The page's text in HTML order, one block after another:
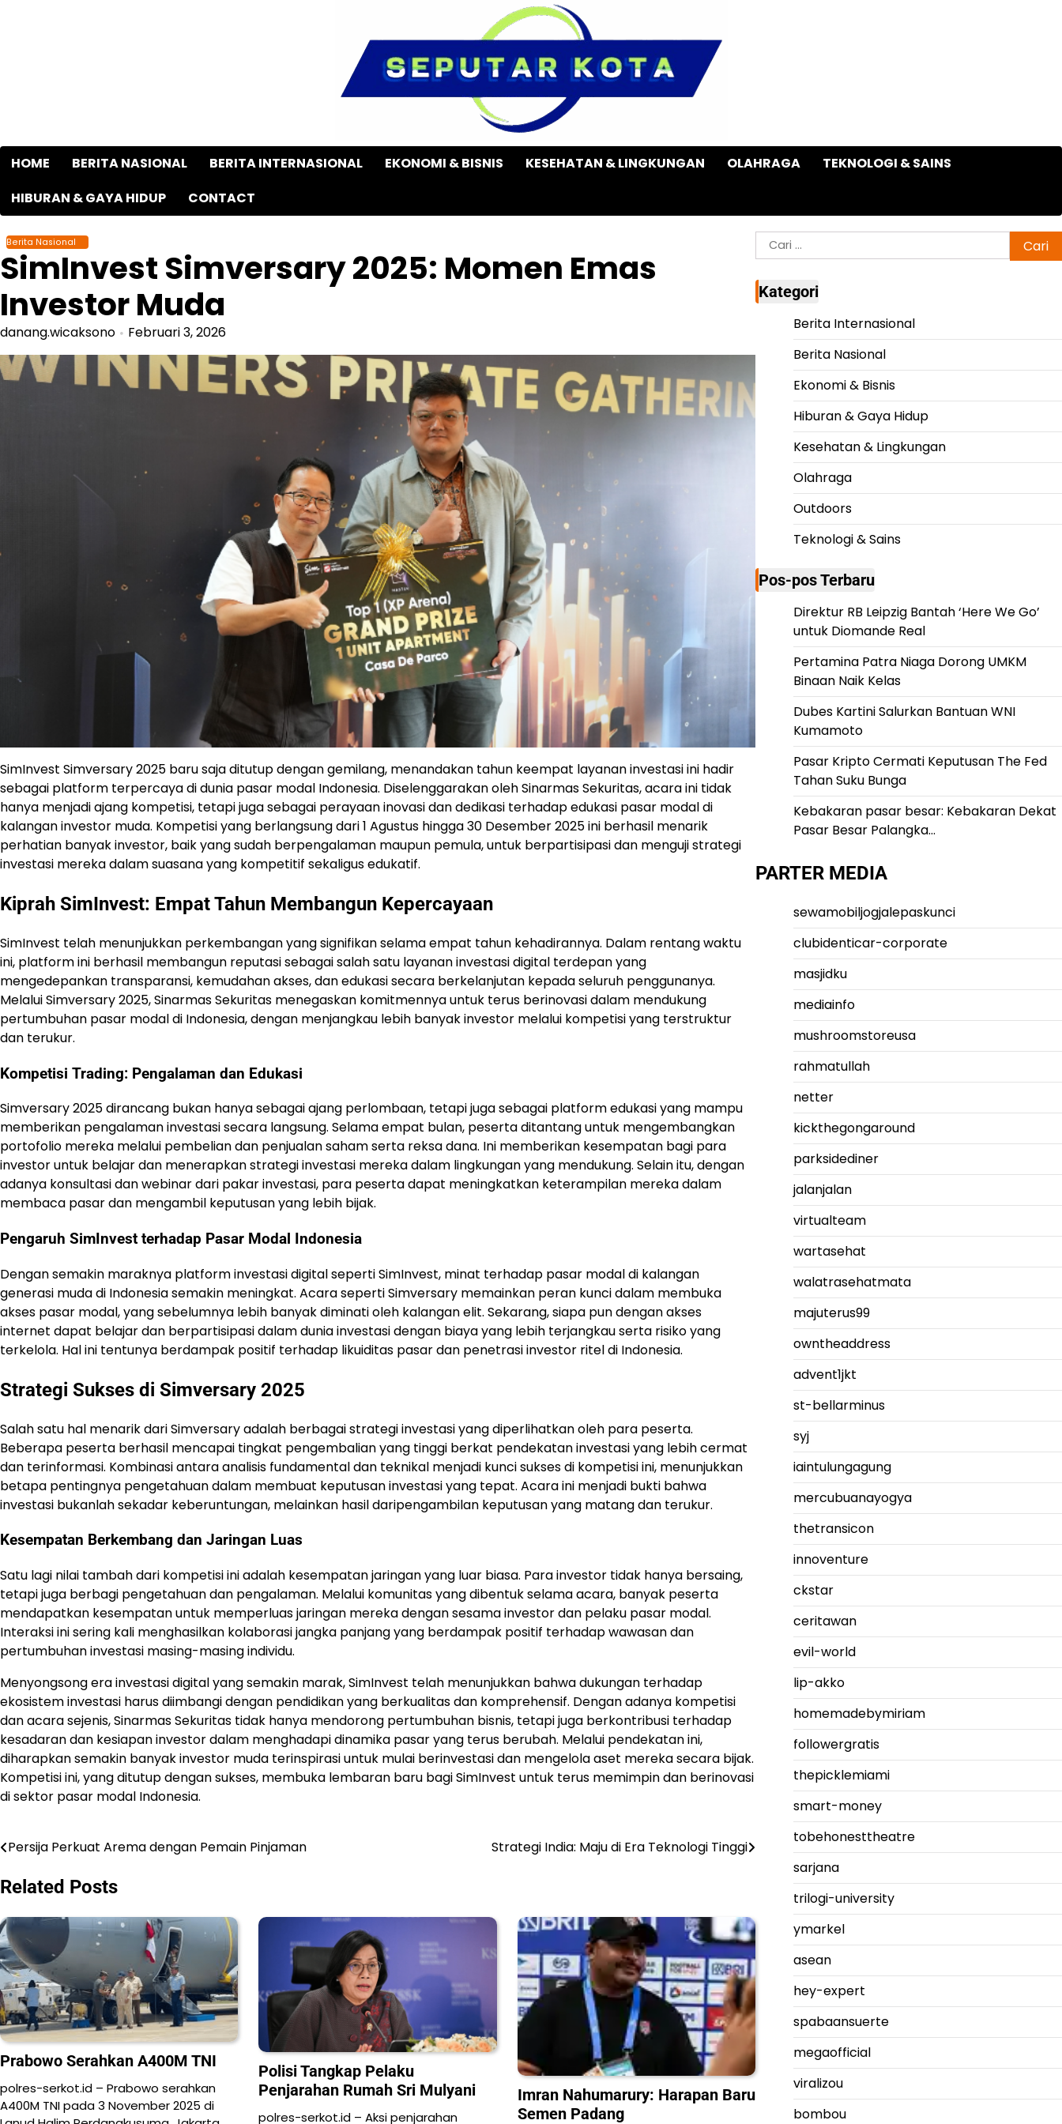
HOME BERITA NASIONAL BERITA INTERNASIONAL EKONOMI & BISNIS KESEHATAN & LINGKUNGAN OLAHRAGA
TEKNOLOGI & SAINS
HIBURAN & GAYA HIDUP
CONTACT
Berita Nasional
SimInvest Simversary 2025: Momen Emas
Investor Muda
danang.wicaksono Februari 3, 2026
SimInvest Simversary 2025 baru saja ditutup dengan gemilang, menandakan tahun keempat layanan investasi ini hadir
sebagai platform terpercaya di dunia pasar modal Indonesia. Diselenggarakan oleh Sinarmas Sekuritas, acara ini tidak
hanya menjadi ajang kompetisi, tetapi juga sebagai perayaan inovasi dan dedikasi terhadap edukasi pasar modal di
kalangan investor muda. Kompetisi yang berlangsung dari 1 Agustus hingga 30 Desember 2025 ini berhasil menarik
perhatian banyak investor, baik yang sudah berpengalaman maupun pemula, untuk berpartisipasi dan menguji strategi
investasi mereka dalam suasana yang kompetitif sekaligus edukatif.
Kiprah SimInvest: Empat Tahun Membangun Kepercayaan
SimInvest telah menunjukkan perkembangan yang signifikan selama empat tahun kehadirannya. Dalam rentang waktu
ini, platform ini berhasil membangun reputasi sebagai salah satu layanan investasi digital terdepan yang
mengedepankan transparansi, kemudahan akses, dan edukasi secara berkelanjutan kepada seluruh penggunanya.
Melalui Simversary 2025, Sinarmas Sekuritas menegaskan komitmennya untuk terus berinovasi dalam mendukung
pertumbuhan pasar modal di Indonesia, dengan menjangkau lebih banyak investor melalui kompetisi yang terstruktur
dan terukur.
Kompetisi Trading: Pengalaman dan Edukasi
Simversary 2025 dirancang bukan hanya sebagai ajang perlombaan, tetapi juga sebagai platform edukasi yang mampu
memberikan pengalaman investasi secara langsung. Selama empat bulan, peserta ditantang untuk mengembangkan
portofolio mereka melalui pembelian dan penjualan saham serta reksa dana. Ini memberikan kesempatan bagi para
investor untuk belajar dan menerapkan strategi investasi mereka dalam lingkungan yang mendukung. Selain itu, dengan
adanya konsultasi dan webinar dari pakar investasi, para peserta dapat meningkatkan keterampilan mereka dalam
membaca pasar dan mengambil keputusan yang lebih bijak.
Pengaruh SimInvest terhadap Pasar Modal Indonesia
Dengan semakin maraknya platform investasi digital seperti SimInvest, minat terhadap pasar modal di kalangan
generasi muda di Indonesia semakin meningkat. Acara seperti Simversary memainkan peran kunci dalam membuka
akses pasar modal, yang sebelumnya lebih banyak diminati oleh kalangan elit. Sekarang, siapa pun dengan akses
internet dapat belajar dan berpartisipasi dalam dunia investasi dengan biaya yang lebih terjangkau serta risiko yang
terkelola. Hal ini tentunya berdampak positif terhadap likuiditas pasar dan penetrasi investor ritel di Indonesia.
Strategi Sukses di Simversary 2025
Salah satu hal menarik dari Simversary adalah berbagai strategi investasi yang diperlihatkan oleh para peserta.
Beberapa peserta berhasil mencapai tingkat pengembalian yang tinggi berkat pendekatan investasi yang lebih cermat
dan terinformasi. Kombinasi antara analisis fundamental dan teknikal menjadi kunci sukses di kompetisi ini, menunjukkan
betapa pentingnya pengetahuan dalam membuat keputusan investasi yang tepat. Acara ini menjadi bukti bahwa
investasi bukanlah sekadar keberuntungan, melainkan hasil daripengambilan keputusan yang matang dan terukur.
Kesempatan Berkembang dan Jaringan Luas
Satu lagi nilai tambah dari kompetisi ini adalah kesempatan jaringan yang luar biasa. Para investor tidak hanya bersaing,
tetapi juga berbagi pengetahuan dan pengalaman. Melalui komunitas yang dibentuk selama acara, banyak peserta
mendapatkan kesempatan untuk memperluas jaringan mereka dengan sesama investor dan pelaku pasar modal.
Interaksi ini sering kali menghasilkan kolaborasi jangka panjang yang berdampak positif terhadap wawasan dan
pertumbuhan investasi masing-masing individu.
Menyongsong era investasi digital yang semakin marak, SimInvest telah menunjukkan bahwa dukungan terhadap
ekosistem investasi harus diimbangi dengan pendidikan yang berkualitas dan komprehensif. Dengan adanya kompetisi
dan acara sejenis, Sinarmas Sekuritas tidak hanya mendorong pertumbuhan bisnis, tetapi juga berkontribusi terhadap
kesadaran dan kesiapan investor dalam menghadapi dinamika pasar yang terus berubah. Melalui pendekatan ini,
diharapkan semakin banyak investor muda terinspirasi untuk mulai berinvestasi dan mengelola aset mereka secara bijak.
Kompetisi ini, yang ditutup dengan sukses, membuka lembaran baru bagi SimInvest untuk terus memimpin dan berinovasi
di sektor pasar modal Indonesia.
Navigasi
pos
Persija Perkuat Arema dengan Pemain Pinjaman Strategi India: Maju di Era Teknologi Tinggi
Related Posts
Prabowo Serahkan A400M TNI
polres-serkot.id – Prabowo serahkan
A400M TNI pada 3 November 2025 di
Polisi Tangkap Pelaku
Penjarahan Rumah Sri Mulyani
polres-serkot.id – Aksi penjarahan
Imran Nahumarury: Harapan Baru
Semen Padang
Cari
untuk:
Kategori
Berita Internasional
Berita Nasional
Ekonomi & Bisnis
Hiburan & Gaya Hidup
Kesehatan & Lingkungan
Olahraga
Outdoors
Teknologi & Sains
Pos-pos Terbaru
Direktur RB Leipzig Bantah ‘Here We Go’
untuk Diomande Real
Pertamina Patra Niaga Dorong UMKM
Binaan Naik Kelas
Dubes Kartini Salurkan Bantuan WNI
Kumamoto
Pasar Kripto Cermati Keputusan The Fed
Tahan Suku Bunga
Kebakaran pasar besar: Kebakaran Dekat
Pasar Besar Palangka…
PARTER MEDIA
sewamobiljogjalepaskunci
clubidenticar-corporate
masjidku
mediainfo
mushroomstoreusa
rahmatullah
netter
kickthegongaround
parksidediner
jalanjalan
virtualteam
wartasehat
walatrasehatmata
majuterus99
owntheaddress
advent1jkt
st-bellarminus
syj
iaintulungagung
mercubuanayogya
thetransicon
innoventure
ckstar
ceritawan
evil-world
lip-akko
homemadebymiriam
followergratis
thepicklemiami
smart-money
tobehonesttheatre
sarjana
trilogi-university
ymarkel
asean
hey-expert
spabaansuerte
megaofficial
viralizou
bombou